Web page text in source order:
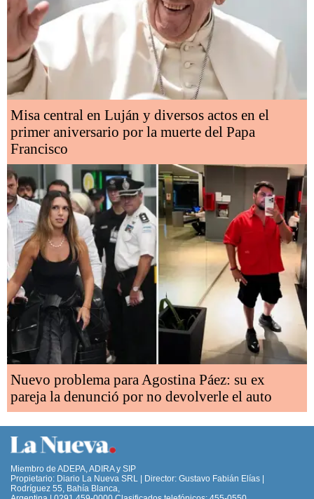
Misa central en Luján y diversos actos en el
primer aniversario por la muerte del Papa
Francisco
Nuevo problema para Agostina Páez: su ex
pareja la denunció por no devolverle el auto
Miembro de ADEPA, ADIRA y SIP
Propietario: Diario La Nueva SRL | Director: Gustavo Fabián Elías |
Rodríguez 55, Bahía Blanca,